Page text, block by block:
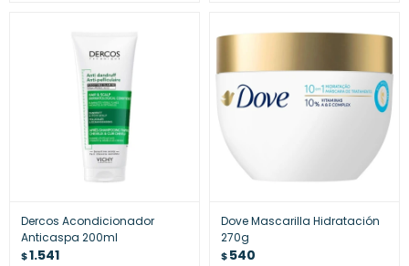
Dercos Acondicionador
Anticaspa 200ml
$1.541
Dove Mascarilla Hidratación
270g
$540